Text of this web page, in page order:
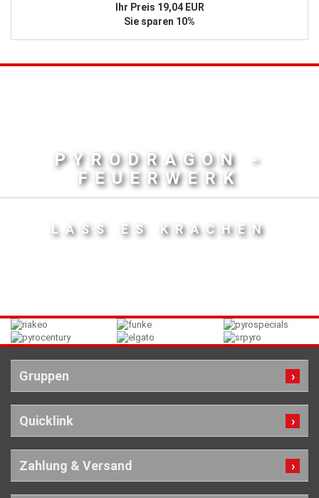
Ihr Preis 19,04 EUR
Sie sparen 10%
PYRODRAGON -
FEUERWERK
LASS ES KRACHEN
Gruppen
Quicklink
Zahlung & Versand